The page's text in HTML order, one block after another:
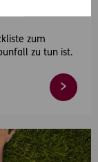
mich
zum
zu tun ist.